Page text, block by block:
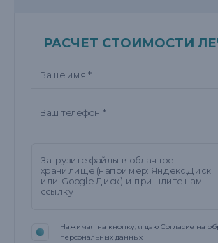
РАСЧЕТ СТОИМОСТИ
Нажимая на кнопку, я даю Согласие на
персональных данных